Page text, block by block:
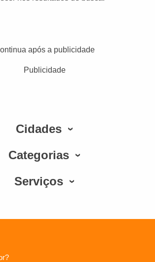
após a publicidade
Publicidade
Cidades
Categorias
Serviços